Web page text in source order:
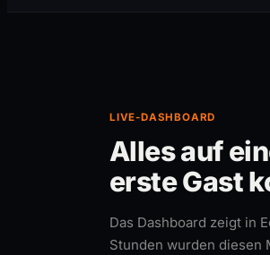
LIVE-DASHBOARD
Alles auf
erste Gast
Das Dashboard zeigt in
Stunden wurden diesen